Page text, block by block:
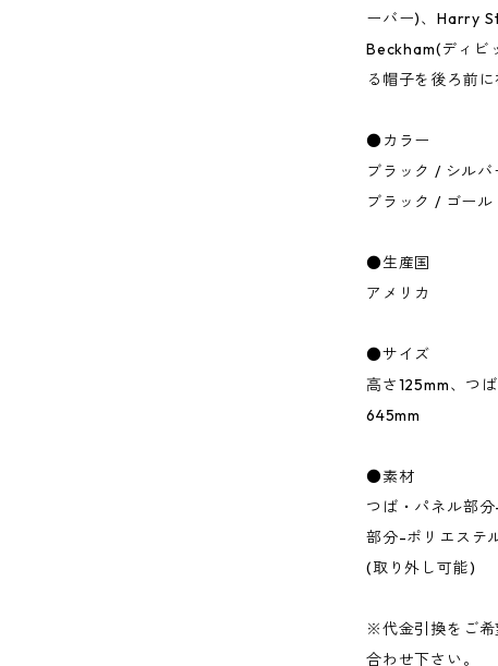
ーバー)、Harry
Beckham(ディビ
る帽子を後ろ前
●カラー
ブラック / シルバ
ブラック / ゴール
●生産国
アメリカ
●サイズ
高さ125mm、つ
645mm
●素材
つば・パネル部
部分-ポリエステ
(取り外し可能)
※代金引換をご
合わせ下さい。